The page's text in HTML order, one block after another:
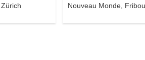
Nouveau Monde,